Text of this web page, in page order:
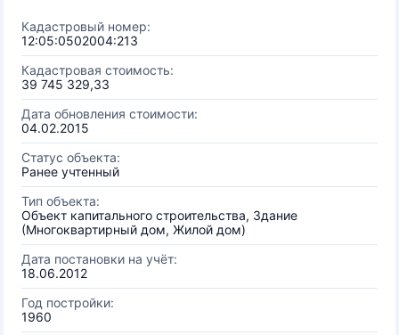
Кадастровый номер:
12:05:0502004:213
Кадастровая стоимость:
39 745 329,33
Дата обновления стоимости:
04.02.2015
Статус объекта:
Ранее учтенный
Тип объекта:
Объект капитального строительства, Здание
(Многоквартирный дом, Жилой дом)
Дата постановки на учёт:
18.06.2012
Год постройки:
1960